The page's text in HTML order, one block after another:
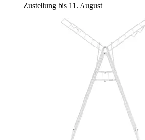
Zustellung bis 11. August